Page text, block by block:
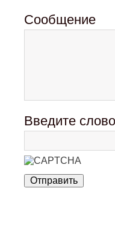
Сообщение
Введите